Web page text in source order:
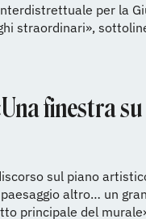
per la
straordinari»,
finestra
sul piano
altro… un
principale del